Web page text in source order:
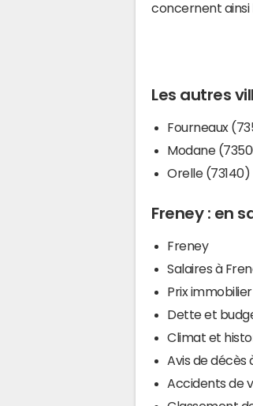
concernent ainsi
Les autres
Fourneaux
Modane
Orelle (73140)
Freney : en
Freney
Salaires à
Prix
Dette et
Climat et
Avis de décès
Accidents de